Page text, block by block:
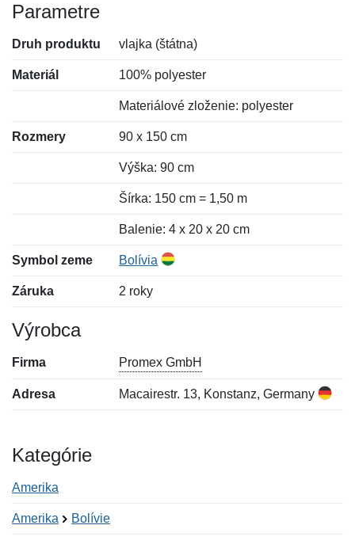
Parametre
Druh produktu vlajka (štátna)
Materiál 100% polyester
Materiálové zloženie: polyester
Rozmery 90 x 150 cm
Výška: 90 cm
Šírka: 150 cm = 1,50 m
Balenie: 4 x 20 x 20 cm
Symbol zeme Bolívia
Záruka 2 roky
Výrobca
Firma Promex GmbH
Adresa Macairestr. 13, Konstanz, Germany
Kategórie
Amerika
Amerika Bolívie